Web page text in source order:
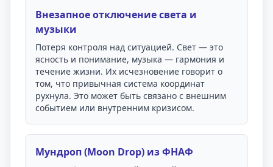
Внезапное отключение света и
музыки
Потеря контроля над ситуацией. Свет — это
ясность и понимание, музыка — гармония и
течение жизни. Их исчезновение говорит о
том, что привычная система координат
рухнула. Это может быть связано с внешним
событием или внутренним кризисом.
Мундроп (Moon Drop) из ФНАФ